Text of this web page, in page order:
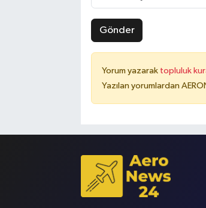
Gönder
Yorum yazarak topluluk
Yazılan yorumlardan